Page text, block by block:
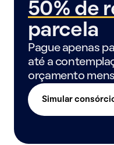
50% de
parcela
Pague apenas
até a
orçamento
Simular